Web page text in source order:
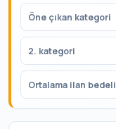
Öne çıkan kategori
2. kategori
Ortalama ilan bedeli